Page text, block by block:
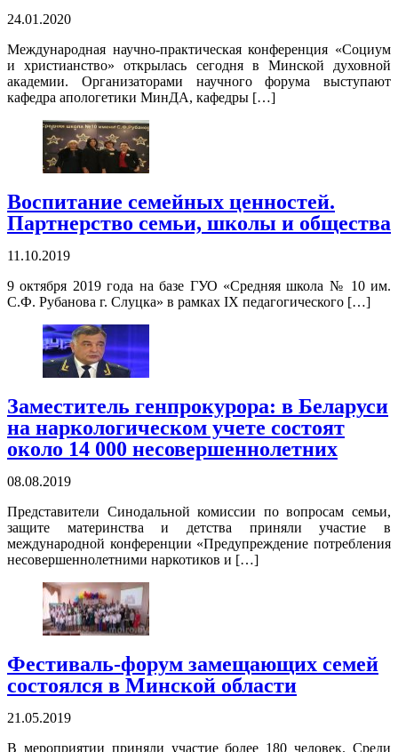
24.01.2020
Международная научно-практическая конференция «Социум
и христианство» открылась сегодня в Минской духовной
академии. Организаторами научного форума выступают
кафедра апологетики МинДА, кафедры […]
Воспитание семейных ценностей.
Партнерство семьи, школы и общества
11.10.2019
9 октября 2019 года на базе ГУО «Средняя школа № 10 им.
С.Ф. Рубанова г. Слуцка» в рамках IХ педагогического […]
Заместитель генпрокурора: в Беларуси
на наркологическом учете состоят
около 14 000 несовершеннолетних
08.08.2019
Представители Синодальной комиссии по вопросам семьи,
защите материнства и детства приняли участие в
международной конференции «Предупреждение потребления
несовершеннолетними наркотиков и […]
Фестиваль-форум замещающих семей
состоялся в Минской области
21.05.2019
В мероприятии приняли участие более 180 человек. Среди